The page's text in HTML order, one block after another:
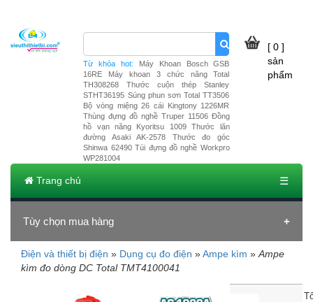
Từ khóa hot: Máy Khoan Bosch GSB
16RE
Máy khoan 3 chức năng Total
TH308268
Thước cuộn thép Stanley
STHT36195 Súng phun sơn Total TT3506
Bộ vòng miệng 26 cái Kingtony 1226MR
Thùng đựng đồ nghề Truper 11506 Đồng
hồ vạn năng Kyoritsu 1009
Thước lăn
đường Asaki AK-2578
Thước đo góc
Shinwa 62490 Túi đựng đồ nghề Workpro
WP281004
[ 0 ]
sản
phẩm
Trang chủ ☰
Tùy chọn mua hàng
Điện và thiết bị điện » Dụng cụ đo điện »Ampe kìm »Ampe
kìm đo dòng DC Total TMT4100041